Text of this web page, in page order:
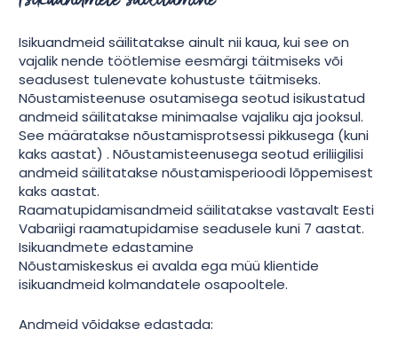
Isikuandmeid säilitatakse ainult nii kaua, kui see on
vajalik nende töötlemise eesmärgi täitmiseks või
seadusest tulenevate kohustuste täitmiseks.
Nõustamisteenuse osutamisega seotud isikustatud
andmeid säilitatakse minimaalse vajaliku aja jooksul.
See määratakse nõustamisprotsessi pikkusega (kuni
kaks aastat) . Nõustamisteenusega seotud eriliigilisi
andmeid säilitatakse nõustamisperioodi lõppemisest
kaks aastat.
Raamatupidamisandmeid säilitatakse vastavalt Eesti
Vabariigi raamatupidamise seadusele kuni 7 aastat.
Isikuandmete edastamine
Nõustamiskeskus ei avalda ega müü klientide
isikuandmeid kolmandatele osapooltele.
Andmeid võidakse edastada: